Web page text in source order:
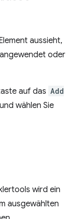
aussieht,
oder
auf das Add
wählen Sie
wird ein
ausgewählten